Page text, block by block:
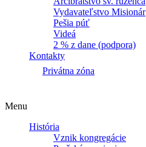
Vydavateľstvo Misionár
Pešia púť
Videá
2 % z dane (podpora)
Kontakty
Privátna zóna
Menu
História
Vznik kongregácie